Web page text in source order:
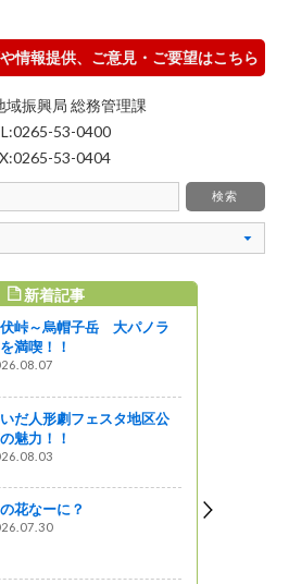
情報提供、ご意見・ご要望はこちら
域振興局 総務管理課
53-0400
53-0404
新着記事
峠～烏帽子岳 大パノラ
満喫！！
だ人形劇フェスタ地区公
魅力！！
花なーに？